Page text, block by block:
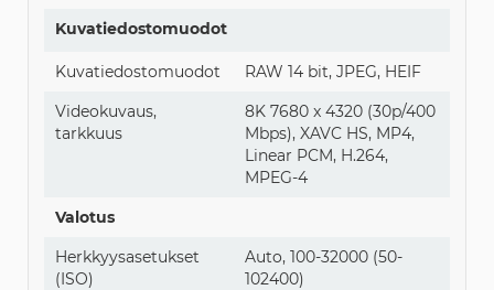
Kuvatiedostomuodot
Kuvatiedostomuodot
RAW 14 bit, JPEG, HEIF
Videokuvaus,
tarkkuus
8K 7680 x 4320 (30p/400
Mbps), XAVC HS, MP4,
Linear PCM, H.264,
MPEG-4
Valotus
Herkkyysasetukset
(ISO)
Auto, 100-32000 (50-
102400)